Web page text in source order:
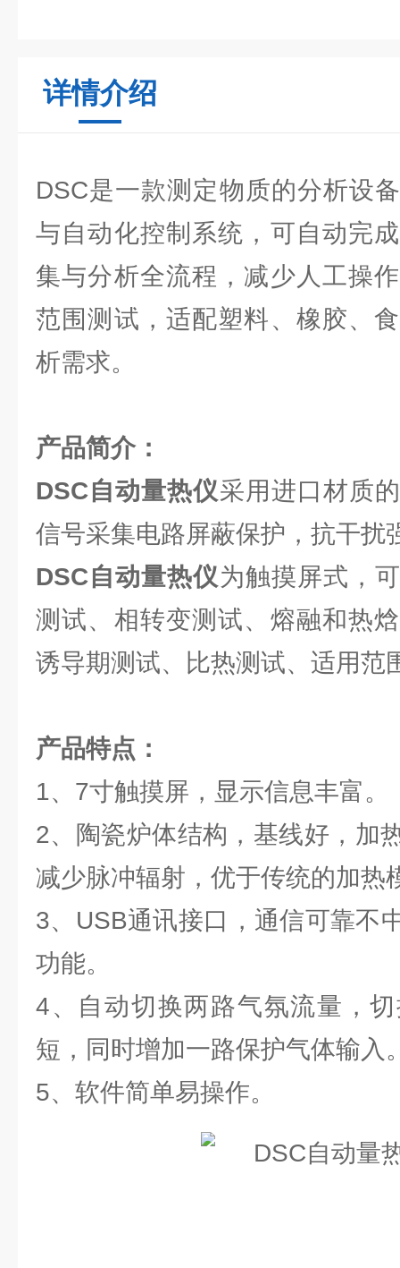
详情介绍
DSC是一款测定物质的分析设
与自动化控制系统，可自动完
集与分析全流程，减少人工操
范围测试，适配塑料、橡胶、
析需求。
产品简介：
DSC自动量热仪采用进口材质
信号采集电路屏蔽保护，抗干扰
DSC自动量热仪为触摸屏式，
测试、相转变测试、熔融和热
诱导期测试、比热测试、适用范
产品特点：
1、7寸触摸屏，显示信息丰富。
2、陶瓷炉体结构，基线好，加
减少脉冲辐射，优于传统的加热
3、USB通讯接口，通信可靠不
功能。
4、自动切换两路气氛流量，
短，同时增加一路保护气体输入
5、软件简单易操作。